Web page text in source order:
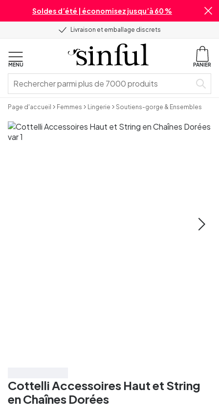
Soldes d’été | économisez jusqu’à 60 %
Livraison et emballage discrets
MENU PANIER
Page d'accueil Femmes Lingerie Soutiens-gorge & Ensembles
Cottelli Accessoires Haut et String
en Chaînes Dorées